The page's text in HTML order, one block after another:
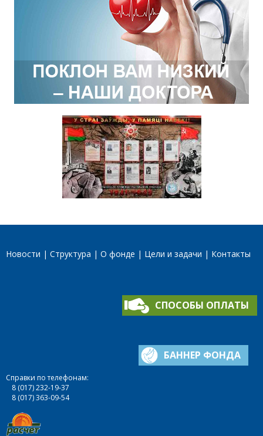
Новости Структура О фонде Цели и задачи Контакты
СПОСОБЫ ОПЛАТЫ
БАННЕР ФОНДА
Справки по телефонам:
8 (017) 232-19-37
8 (017) 363-09-54